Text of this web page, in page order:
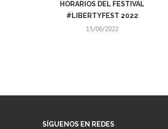
HORARIOS DEL FESTIVAL
#LIBERTYFEST 2022
15/06/2022
SÍGUENOS EN REDES